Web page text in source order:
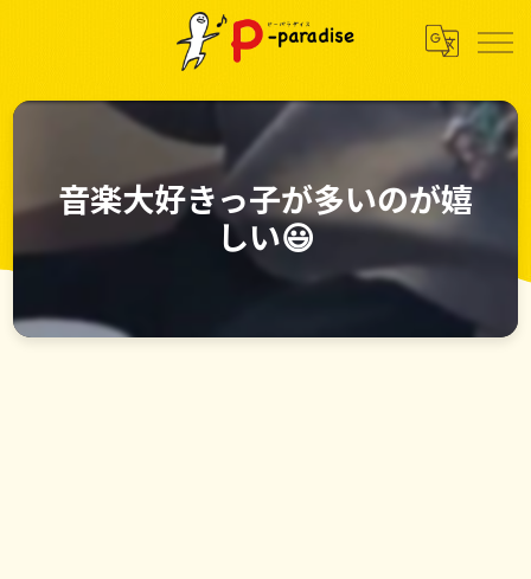
音楽大好きっ子が多いのが嬉
しい😃